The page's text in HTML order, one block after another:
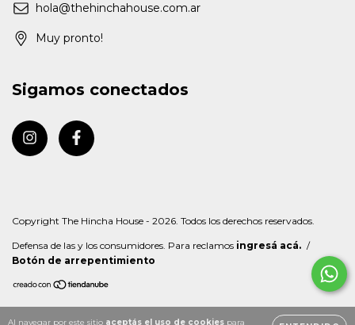
Al navegar por este sitio aceptás el uso de cookies para
hola@thehinchahouse.com.ar
Muy pronto!
Sigamos conectados
Copyright The Hincha House - 2026. Todos los derechos reservados.
Defensa de las y los consumidores. Para reclamos ingresá acá. /
Botón de arrepentimiento